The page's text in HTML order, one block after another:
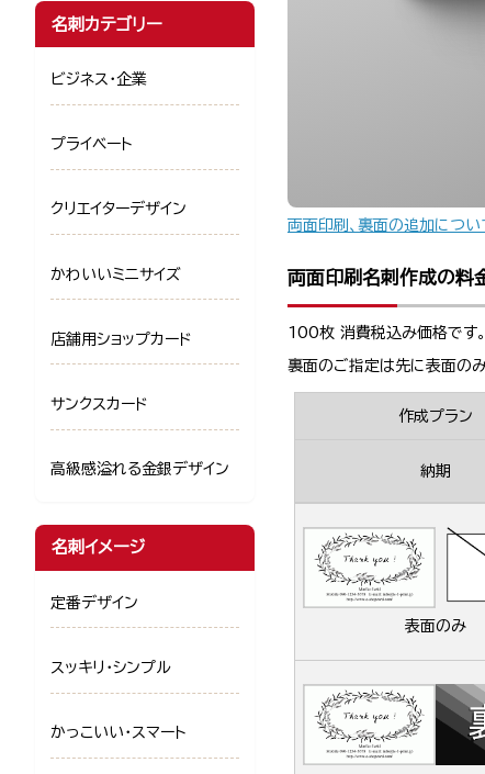
両面印刷、裏面の追加につい
両面印刷名刺作成の料
100枚 消費税込み価格です。
裏面のご指定は先に表面の
作成プラン
納期
表面のみ
名刺カテゴリー
ビジネス・企業
プライベート
クリエイターデザイン
かわいいミニサイズ
店舗用ショップカード
サンクスカード
高級感溢れる金銀デザイン
名刺イメージ
定番デザイン
スッキリ・シンプル
かっこいい・スマート